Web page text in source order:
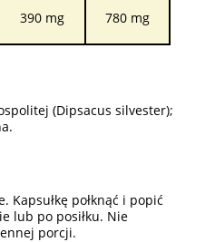
390 mg 780 mg
(Dipsacus silvester);
Kapsułkę połknąć i popić
lub po posiłku. Nie
porcji.